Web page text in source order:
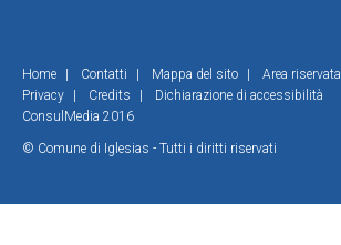
Home Contatti Mappa del sito Area riservata
Privacy
Credits Dichiarazione di accessibilità
ConsulMedia 2016
© Comune di Iglesias - Tutti i diritti riservati